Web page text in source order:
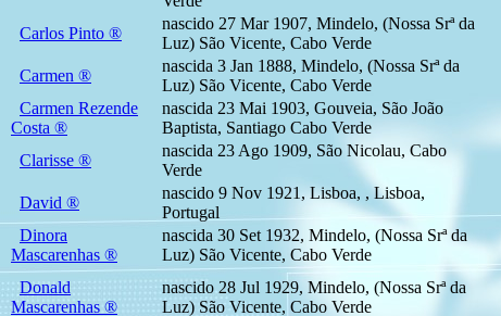
Carlos Pinto ®
nascido 27 Mar 1907, Mindelo, (Nossa Srª da
Luz) São Vicente, Cabo Verde
Carmen ®
nascida 3 Jan 1888, Mindelo, (Nossa Srª da
Luz) São Vicente, Cabo Verde
Carmen Rezende
Costa ®
nascida 23 Mai 1903, Gouveia, São João
Baptista, Santiago Cabo Verde
Clarisse ®
nascida 23 Ago 1909, São Nicolau, Cabo
Verde
David ®
nascido 9 Nov 1921, Lisboa, , Lisboa,
Portugal
Dinora
Mascarenhas ®
nascida 30 Set 1932, Mindelo, (Nossa Srª da
Luz) São Vicente, Cabo Verde
Donald
Mascarenhas ®
nascido 28 Jul 1929, Mindelo, (Nossa Srª da
Luz) São Vicente, Cabo Verde